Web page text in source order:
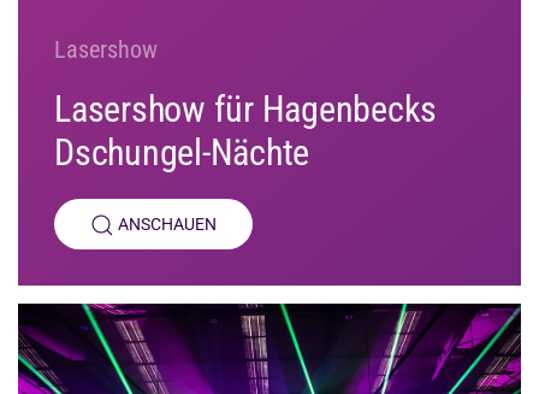
Lasershow
Lasershow für Hagenbecks
Dschungel-Nächte
ANSCHAUEN